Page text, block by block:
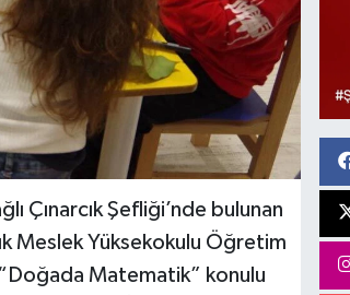
Çınarcık Şefliği’nde bulunan
Meslek Yüksekokulu Öğretim
Matematik” konulu